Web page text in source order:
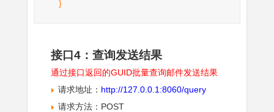
}
接口4：查询发送结果
通过接口返回的GUID批量查询邮件发送结果
请求地址： http://127.0.0.1:8060/query
请求方法：POST